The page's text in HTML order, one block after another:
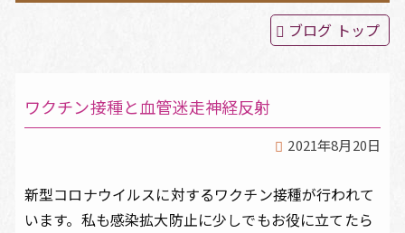
頭痛・めまい・睡眠障害
院長ブログ
ブログ トップ
ワクチン接種と血管迷走神経反射
2021年8月20日
新型コロナウイルスに対するワクチン接種が行われて
います。私も感染拡大防止に少しでもお役に立てたら